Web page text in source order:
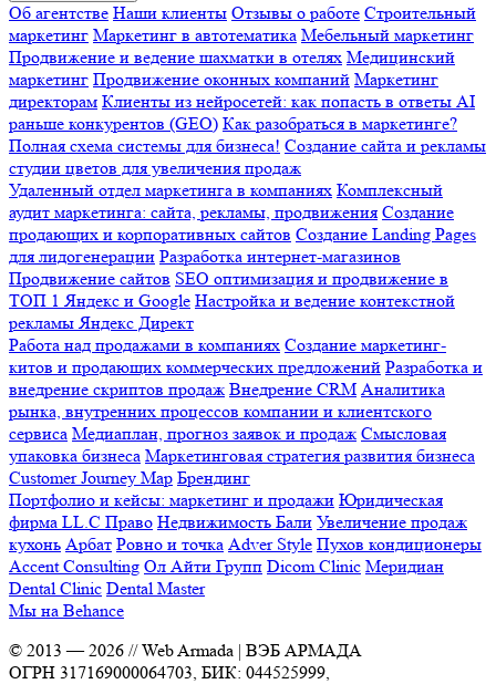
Об агентстве Наши клиенты Отзывы о работе Строительный
маркетинг Маркетинг в автотематика Мебельный маркетинг
Продвижение и ведение шахматки в отелях Медицинский
маркетинг Продвижение оконных компаний Маркетинг
директорам Клиенты из нейросетей: как попасть в ответы AI
раньше конкурентов (GEO) Как разобраться в маркетинге?
Полная схема системы для бизнеса! Создание сайта и рекламы
студии цветов для увеличения продаж
Удаленный отдел маркетинга в компаниях Комплексный
аудит маркетинга: сайта, рекламы, продвижения Создание
продающих и корпоративных сайтов Создание Landing Pages
для лидогенерации Разработка интернет-магазинов
Продвижение сайтов SEO оптимизация и продвижение в
ТОП 1 Яндекс и Google Настройка и ведение контекстной
рекламы Яндекс Директ
Работа над продажами в компаниях Создание маркетинг-
китов и продающих коммерческих предложений Разработка и
внедрение скриптов продаж Внедрение CRM Аналитика
рынка, внутренних процессов компании и клиентского
сервиса Медиаплан, прогноз заявок и продаж Смысловая
упаковка бизнеса Маркетинговая стратегия развития бизнеса
Customer Journey Map Брендинг
Портфолио и кейсы: маркетинг и продажи Юридическая
фирма LL.C Право Недвижимость Бали Увеличение продаж
кухонь Арбат Ровно и точка Adver Style Пухов кондиционеры
Accent Consulting Ол Айти Групп Dicom Clinic Меридиан
Dental Clinic Dental Master
Мы на Behance
© 2013 —2026 // Web Armada | ВЭБ АРМАДА
ОГРН 317169000064703, БИК: 044525999,